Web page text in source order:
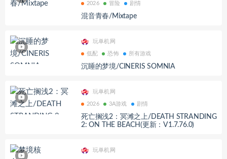
2026 冒险 剧情
混音青春/Mixtape
玩单机网
低配 恐怖 所有游戏
沉睡的梦境/CINERIS SOMNIA
玩单机网
2026 3A游戏 剧情
死亡搁浅2：冥滩之上/DEATH STRANDING
2: ON THE BEACH(更新：V1.7.76.0)
玩单机网